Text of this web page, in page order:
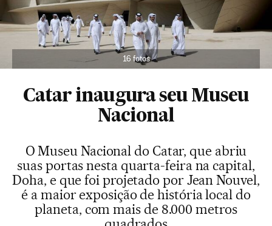
16 fotos
Catar inaugura seu Museu
Nacional
O Museu Nacional do Catar, que abriu
suas portas nesta quarta-feira na capital,
Doha, e que foi projetado por Jean Nouvel,
é a maior exposição de história local do
planeta, com mais de 8.000 metros